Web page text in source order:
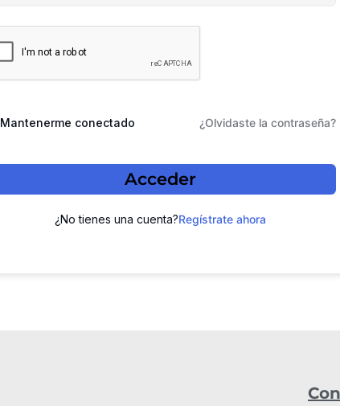
Mantenerme conectado ¿Olvidaste la contraseña?
Acceder
¿No tienes una cuenta?Regístrate ahora